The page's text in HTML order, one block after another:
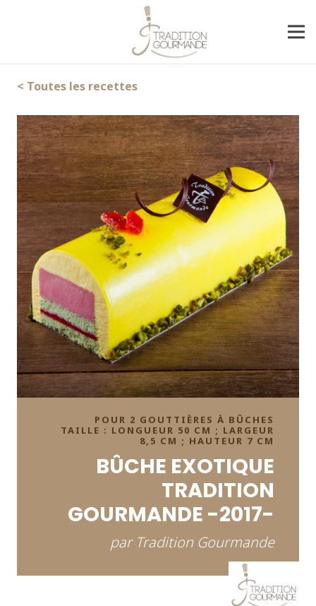
< Toutes les recettes
POUR 2 GOUTTIÈRES À BÛCHES
TAILLE : LONGUEUR 50 CM ; LARGEUR
8,5 CM ; HAUTEUR 7 CM
BÛCHE EXOTIQUE
TRADITION
GOURMANDE -2017-
par Tradition Gourmande